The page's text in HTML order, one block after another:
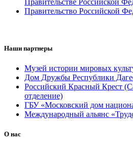
Правительство Российской
Наши партнеры
Музей истории мировых
Дом Дружбы Республики
Российский Красный Крест
отделение)
ГБУ «Московский дом
Международный альянс
О нас